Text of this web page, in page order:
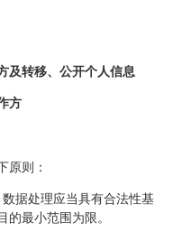
及转移、公开个人信息
方
原则：
据处理应当具有合法性基
的最小范围为限。